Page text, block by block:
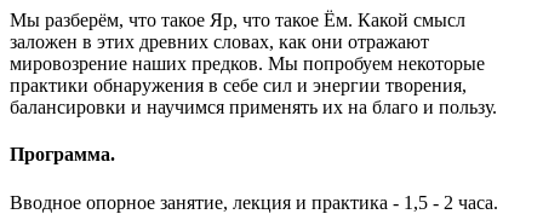
Мы разберём, что такое Яр, что такое Ём. Какой смысл
заложен в этих древних словах, как они отражают
мировозрение наших предков. Мы попробуем некоторые
практики обнаружения в себе сил и энергии творения,
балансировки и научимся применять их на благо и пользу.
Программа.
Вводное опорное занятие, лекция и практика - 1,5 - 2 часа.